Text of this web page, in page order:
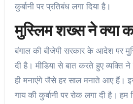
कुर्बानी पर प्रतिबंध लगा दिया है।
मुस्लिम शख्स ने क्या
बंगाल की बीजेपी सरकार के आदेश पर
दी है। मीडिया से बात करते हुए व्यक्ति
ही मनाएंगे जैसे हर साल मनाते आए हैं।
गाय की कुर्बानी पर रोक लगा दी है।